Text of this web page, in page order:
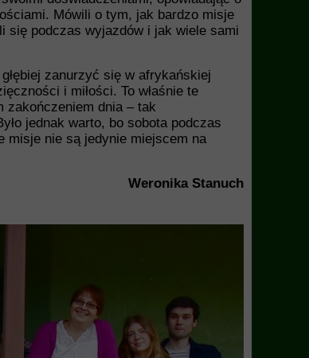
Mówili o tym, jak bardzo misje
się podczas wyjazdów i jak wiele sami
zanurzyć się w afrykańskiej
i miłości. To właśnie te
zakończeniem dnia – tak
jednak warto, bo sobota podczas
misje nie są jedynie miejscem na
Weronika Stanuch